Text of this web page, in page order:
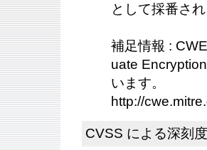
として採番され
補足情報 :
uate
います。
http://
CVSS による深刻度